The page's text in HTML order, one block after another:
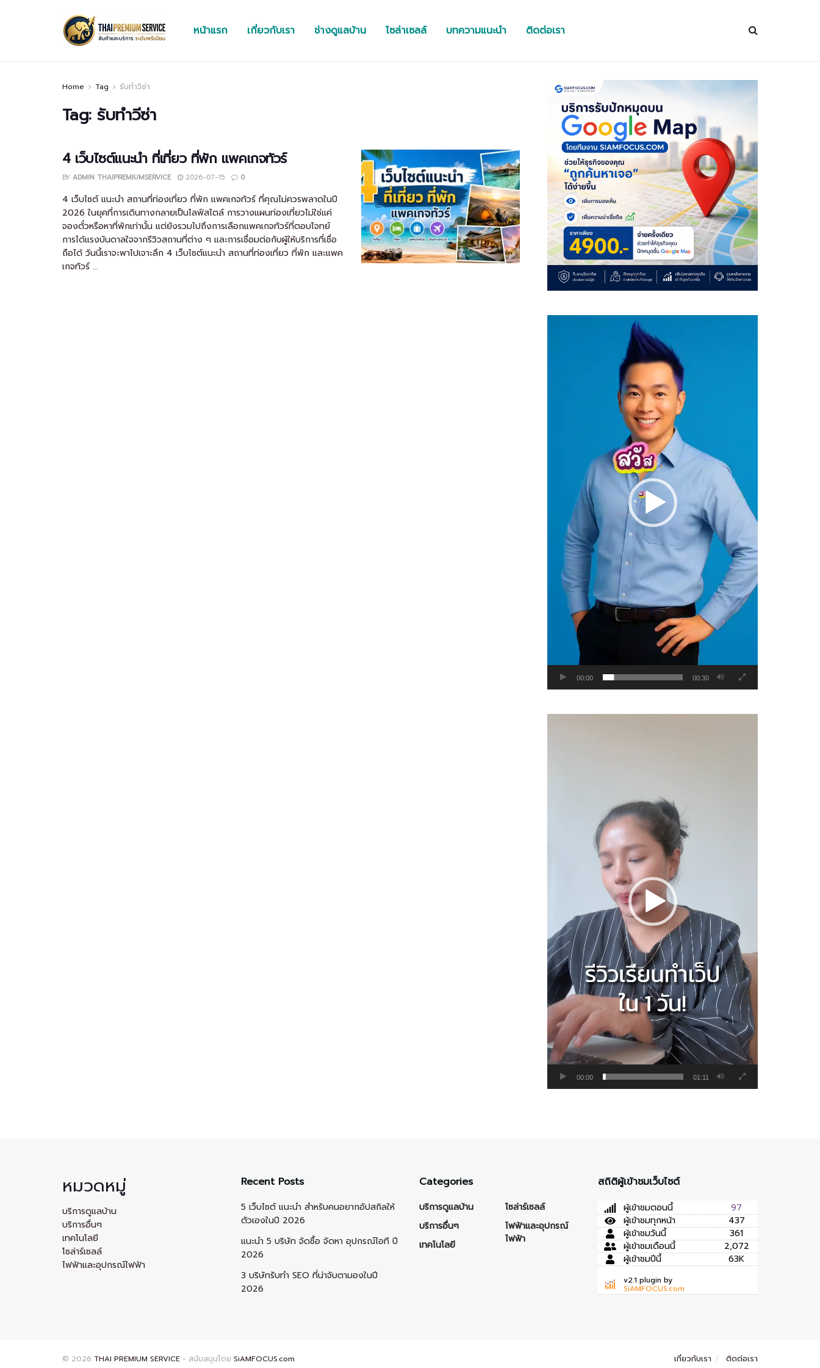
หน้าแรก เกี่ยวกับเรา ช่างดูแลบ้าน โซล่าเซลล์ บทความแนะนำ ติดต่อเรา
Home Tag รับทำวีซ่า
Tag: รับทำวีซ่า
4 เว็บไซต์แนะนำ ที่เที่ยว ที่พัก แพคเกจทัวร์
BY ADMIN THAIPREMIUMSERVICE 2026-07-15 0
4 เว็บไซต์ แนะนำ สถานที่ท่องเที่ยว ที่พัก แพคเกจทัวร์ ที่คุณไม่ควรพลาดในปี
2026 ในยุคที่การเดินทางกลายเป็นไลฟ์สไตล์ การวางแผนท่องเที่ยวไม่ใช่แค่
จองตั๋วหรือหาที่พักเท่านั้น แต่ยังรวมไปถึงการเลือกแพคเกจทัวร์ที่ตอบโจทย์
การได้แรงบันดาลใจจากรีวิวสถานที่ต่าง ๆ และการเชื่อมต่อกับผู้ให้บริการที่เชื่อ
ถือได้ วันนี้เราจะพาไปเจาะลึก 4 เว็บไซต์แนะนำ สถานที่ท่องเที่ยว ที่พัก และแพค
เกจทัวร์ ...
00:00 00:30
00:00 01:11
หมวดหมู่
บริการดูแลบ้าน
บริการอื่นๆ
เทคโนโลยี
โซล่าร์เซลล์
ไฟฟ้าและอุปกรณ์ไฟฟ้า
Recent Posts
5 เว็บไซต์ แนะนำ สำหรับคนอยากอัปสกิลให้
ตัวเองในปี 2026
แนะนำ 5 บริษัท จัดซื้อ จัดหา อุปกรณ์ไอที ปี
2026
3 บริษัทรับทำ SEO ที่น่าจับตามองในปี
2026
Categories
บริการดูแลบ้าน
บริการอื่นๆ
เทคโนโลยี
โซล่าร์เซลล์
ไฟฟ้าและอุปกรณ์
ไฟฟ้า
สถิติผู้เข้าชมเว็บไซต์
ผู้เข้าชมตอนนี้
97
ผู้เข้าชมทุกหน้า
437
ผู้เข้าชมวันนี้
361
ผู้เข้าชมเดือนนี้
2,072
ผู้เข้าชมปีนี้
63K
v2.1 plugin by
SiAMFOCUS.com
เกี่ยวกับเรา ติดต่อเรา
© 2026 THAI PREMIUM SERVICE - สนับสนุนโดย SiAMFOCUS.com.